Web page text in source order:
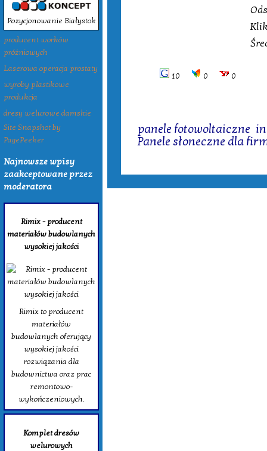
Pozycjonowanie Białystok
producent worków
próżniowych
Laserowa operacja prostaty
wyroby plastikowe
produkcja
dresy welurowe damskie
Site Snapshot by
PagePeeker
Najnowsze wpisy
zaakceptowane przez
moderatora
Rimix - producent
materiałów budowlanych
wysokiej jakości
Rimix to producent
materiałów
budowlanych oferujący
wysokiej jakości
rozwiązania dla
budownictwa oraz prac
remontowo-
wykończeniowych.
Komplet dresów
welurowych
10 0 0
panele fotowoltaiczne
Panele słoneczne dla